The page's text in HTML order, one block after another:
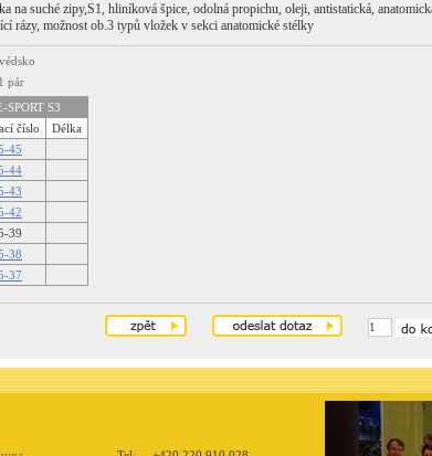
na suché zipy,S1, hliníková špice, odolná propichu, oleji, antistatická,
rázy, možnost ob.3 typů vložek v sekci anatomické stélky
pár
SPORT S3
číslo
Délka
45
44
43
42
39
38
37